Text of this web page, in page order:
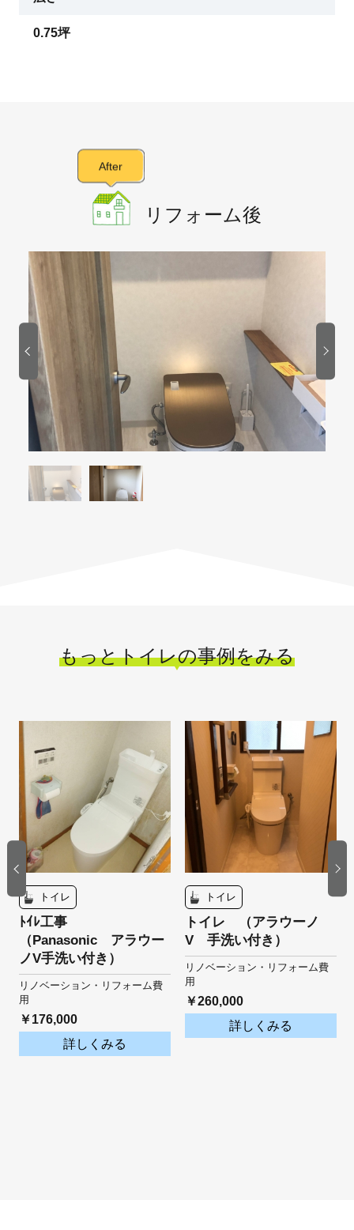
0.75坪
リフォーム後
After
もっとトイレの事例をみる
トイレ
ﾄｲﾚ工事
（Panasonic アラウー
ノV手洗い付き）
リノベーション・リフォーム費
用
￥176,000
詳しくみる
トイレ
トイレ （アラウーノ
V 手洗い付き）
リノベーション・リフォーム費
用
￥260,000
詳しくみる